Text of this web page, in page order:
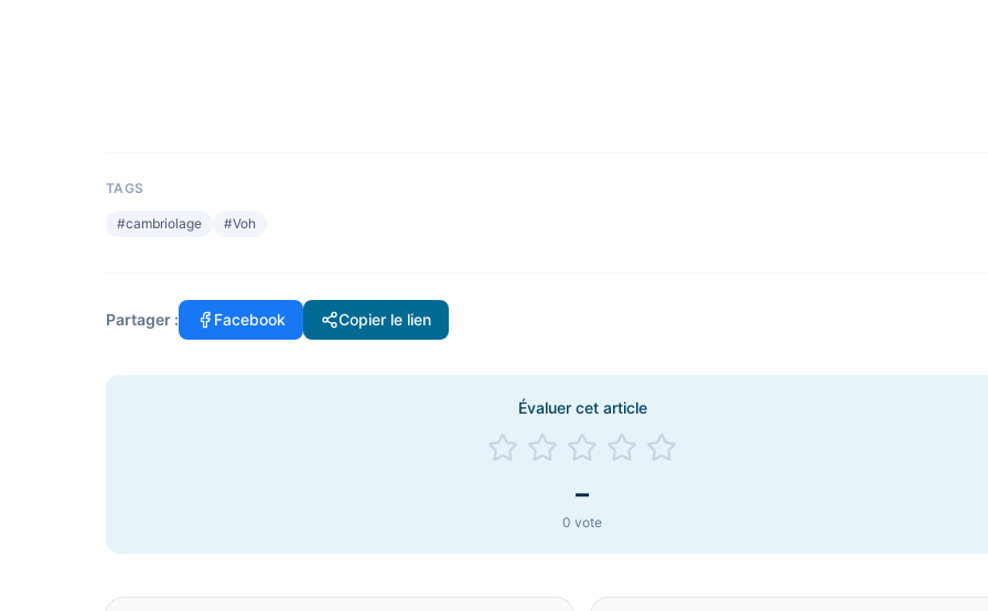
TAGS
#cambriolage #Voh
Partager : Facebook Copier le lien
Évaluer cet article
–
0 vote